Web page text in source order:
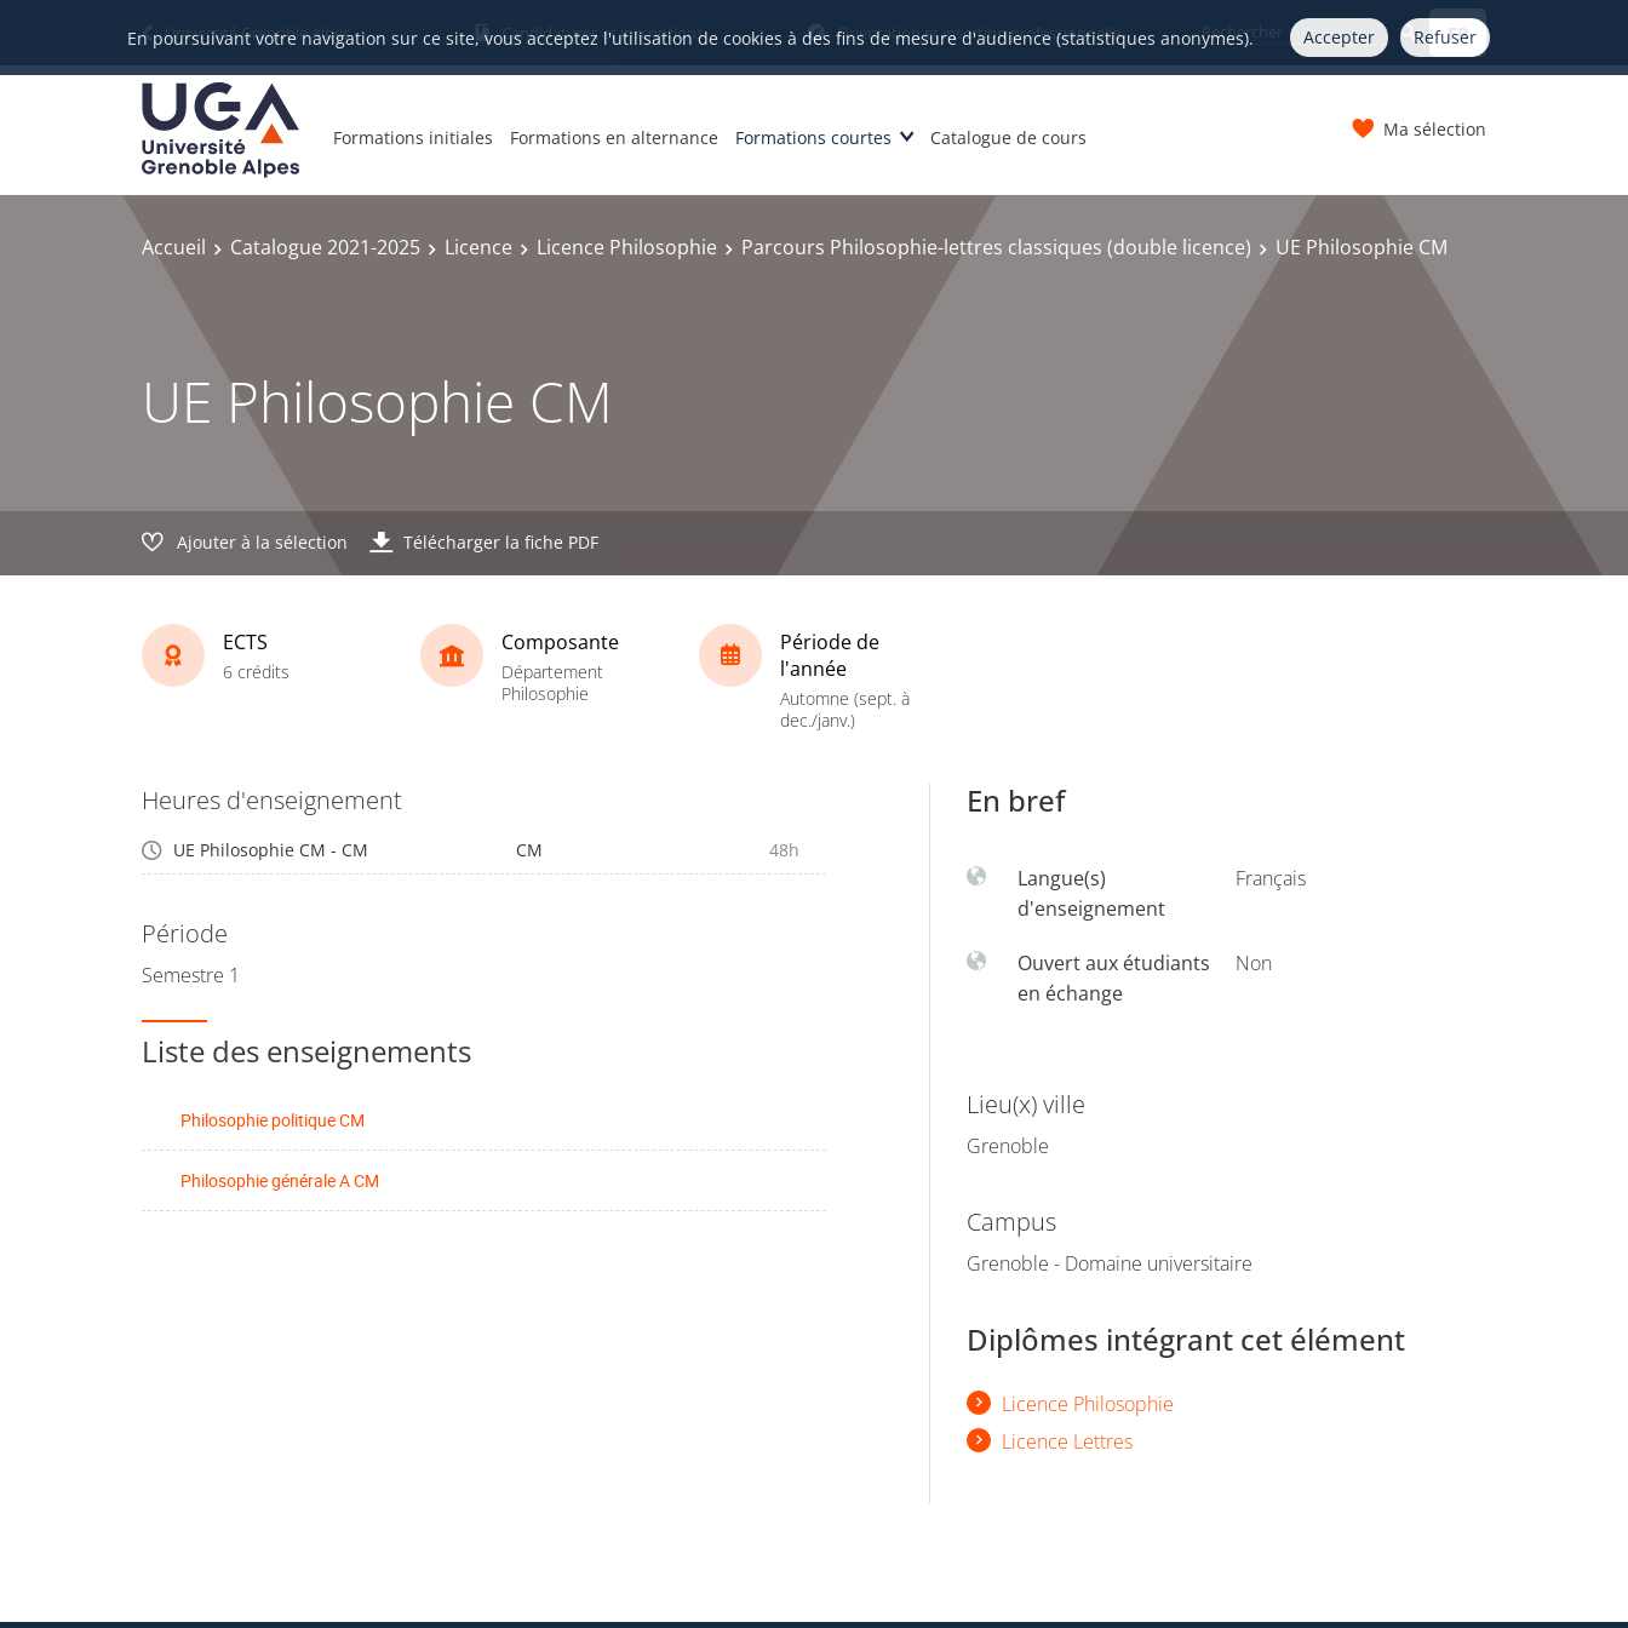
En poursuivant votre navigation sur ce site, vous acceptez l'utilisation de cookies à des fins de mesure d'audience (statistiques anonymes). Accepter Refuser
Université Grenoble Alpes Candidatures et inscriptions Orientation et insertion professionnelle FR
Formations initiales Formations en alternance Formations courtes Catalogue de cours Ma sélection
Accueil Catalogue 2021-2025 Licence Licence Philosophie Parcours Philosophie-lettres classiques (double licence) UE Philosophie CM
UE Philosophie CM
Ajouter à la sélection Télécharger la fiche PDF
ECTS
6 crédits
Composante
Département
Philosophie
Période de
l'année
Automne (sept. à
dec./janv.)
Heures d'enseignement
UE Philosophie CM - CM CM 48h
Période
Semestre 1
Liste des enseignements
Philosophie politique CM
Philosophie générale A CM
En bref
Langue(s)
d'enseignement
Français
Ouvert aux étudiants
en échange
Non
Lieu(x) ville
Grenoble
Campus
Grenoble - Domaine universitaire
Diplômes intégrant cet élément
Licence Philosophie
Licence Lettres